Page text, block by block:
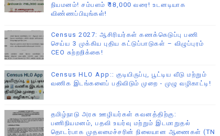
நியமனம்! சம்பளம் ₹18,000 வரை! உடனடியாக
விண்ணப்பியுங்கள்!
Census 2027: ஆசிரியர்கள் கணக்கெடுப்பு பணி
செய்ய 3 முக்கிய புதிய கட்டுப்பாடுகள் – விழுப்புரம்
CEO சுற்றறிக்கை!
Census HLO App:: குடியிருப்பு, பூட்டிய வீடு மற்றும்
வணிக இடங்களைப் பதிவிடும் முறை - முழு வழிகாட்டி!
தமிழ்நாடு அரசு ஊழியர்கள் கவனத்திற்கு:
பணிநியமனம், பதவி உயர்வு மற்றும் இடமாறுதல்
தொடர்பாக முதலமைச்சரின் நிலையான ஆணைகள் (TN